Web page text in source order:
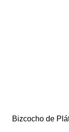
Bizcocho de